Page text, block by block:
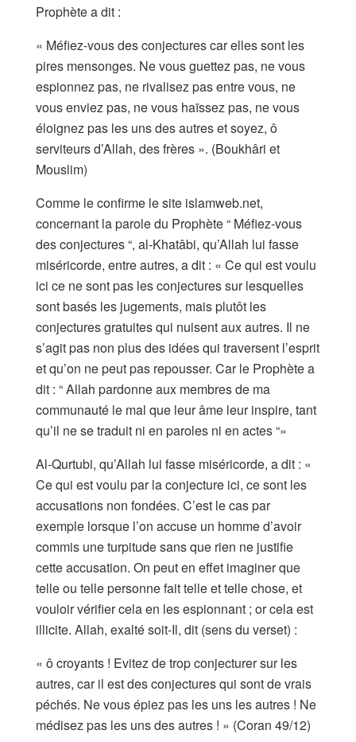
Prophète a dit :
« Méfiez-vous des conjectures car elles sont les
pires mensonges. Ne vous guettez pas, ne vous
espionnez pas, ne rivalisez pas entre vous, ne
vous enviez pas, ne vous haïssez pas, ne vous
éloignez pas les uns des autres et soyez, ô
serviteurs d’Allah, des frères ». (Boukhâri et
Mouslim)
Comme le confirme le site islamweb.net,
concernant la parole du Prophète “ Méfiez-vous
des conjectures “, al-Khatâbi, qu’Allah lui fasse
miséricorde, entre autres, a dit : « Ce qui est voulu
ici ce ne sont pas les conjectures sur lesquelles
sont basés les jugements, mais plutôt les
conjectures gratuites qui nuisent aux autres. Il ne
s’agit pas non plus des idées qui traversent l’esprit
et qu’on ne peut pas repousser. Car le Prophète a
dit : “ Allah pardonne aux membres de ma
communauté le mal que leur âme leur inspire, tant
qu’il ne se traduit ni en paroles ni en actes “»
Al-Qurtubi, qu’Allah lui fasse miséricorde, a dit : «
Ce qui est voulu par la conjecture ici, ce sont les
accusations non fondées. C’est le cas par
exemple lorsque l’on accuse un homme d’avoir
commis une turpitude sans que rien ne justifie
cette accusation. On peut en effet imaginer que
telle ou telle personne fait telle et telle chose, et
vouloir vérifier cela en les espionnant ; or cela est
illicite. Allah, exalté soit-Il, dit (sens du verset) :
« ô croyants ! Evitez de trop conjecturer sur les
autres, car il est des conjectures qui sont de vrais
péchés. Ne vous épiez pas les uns les autres ! Ne
médisez pas les uns des autres ! » (Coran 49/12)